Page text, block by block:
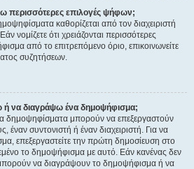
περισσότερες επιλογές ψήφων;
καθορίζεται από τον διαχειριστή
νομίζετε ότι χρειάζονται περισσότερες
από το επιτρεπόμενο όριο, επικοινωνείτε
συζητήσεων.
να διαγράψω ένα δημοψήφισμα;
δημοψηφίσματα μπορούν να επεξεργαστούν
συντονιστή ή έναν διαχειριστή. Για να
επεξεργαστείτε την πρώτη δημοσίευση στο
το δημοψήφισμα με αυτό. Εάν κανένας δεν
να διαγράψουν το δημοψήφισμα ή να